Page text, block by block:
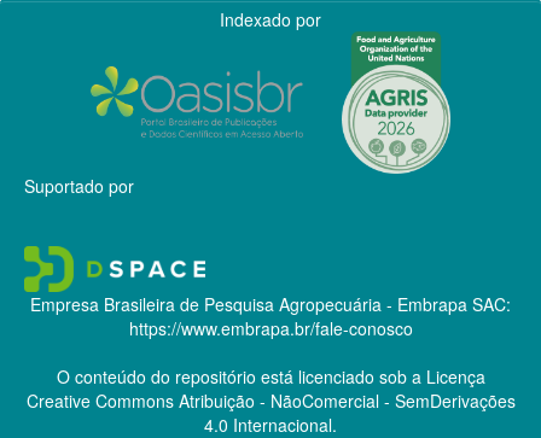
Indexado por
Suportado por
Empresa Brasileira de Pesquisa Agropecuária - Embrapa SAC:
https://www.embrapa.br/fale-conosco
O conteúdo do repositório está licenciado sob a Licença
Creative CommonsAtribuição - NãoComercial - SemDerivações
4.0 Internacional.